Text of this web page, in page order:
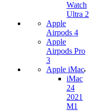
Watch
Ultra 2
Apple
Airpods 4
Apple
Airpods Pro
3
Apple iMac
iMac
24
2021
M1